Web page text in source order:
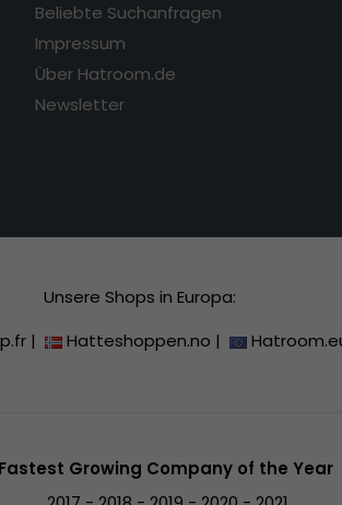
Beliebte Suchanfragen
Impressum
Über Hatroom.de
Newsletter
Unsere Shops in Europa:
| Hatteshoppen.no |
Fastest Growing Company of the Year